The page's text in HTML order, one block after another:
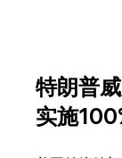
特朗普
实施